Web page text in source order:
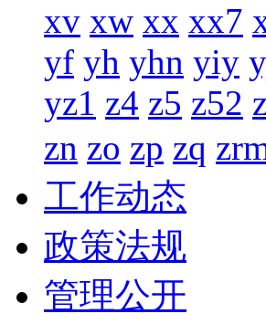
xv xw xx xx7
yf yh yhn yiy
yz1 z4 z5 z52
zn zo zp zq
工作动态
政策法规
管理公开